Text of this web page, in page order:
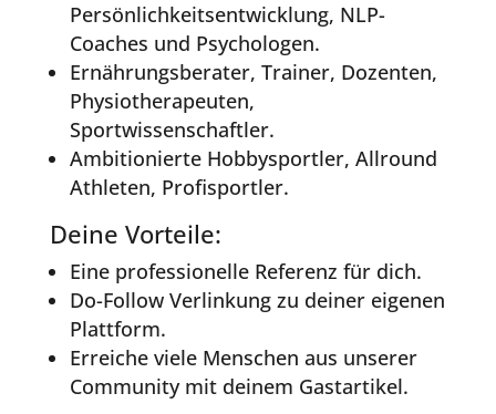
Persönlichkeitsentwicklung, NLP-
Coaches und Psychologen.
Ernährungsberater, Trainer, Dozenten,
Physiotherapeuten,
Sportwissenschaftler.
Ambitionierte Hobbysportler, Allround
Athleten, Profisportler.
Deine Vorteile:
Eine professionelle Referenz für dich.
Do-Follow Verlinkung zu deiner eigenen
Plattform.
Erreiche viele Menschen aus unserer
Community mit deinem Gastartikel.